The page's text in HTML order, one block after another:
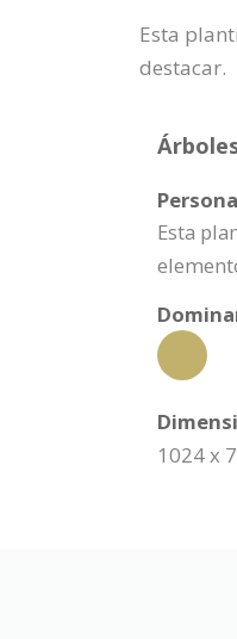
Esta
destacar.
Esta
1024 x